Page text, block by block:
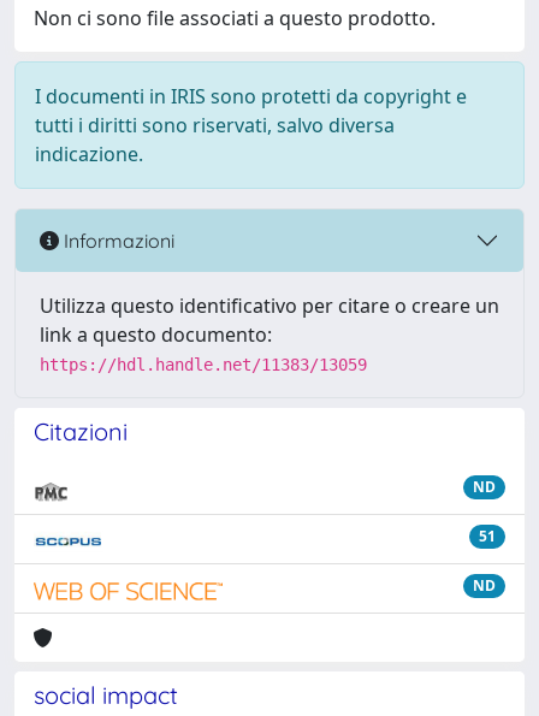
Non ci sono file associati a questo prodotto.
I documenti in IRIS sono protetti da copyright e
tutti i diritti sono riservati, salvo diversa
indicazione.
Informazioni
Utilizza questo identificativo per citare o creare un
link a questo documento:
https://hdl.handle.net/11383/13059
Citazioni
ND
51
ND
social impact